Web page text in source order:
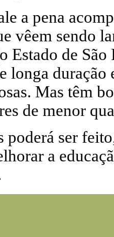
a pena
vêem sendo
Estado de
longa
Mas têm
de menor
poderá ser
a